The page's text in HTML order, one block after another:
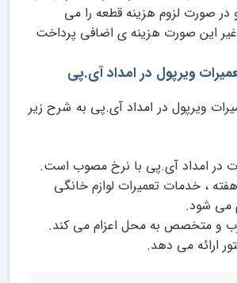
در صورت لزوم هزینه قطعه را می
غیر این صورت هزینه ی اضافی پرداخت
ویرپول در امداد آی.پی
ویرپول در امداد آی.پی به شرح زیر
در امداد آی.پی با نرخ مصوب است.
، خدمات تعمیرات لوازم خانگی
می شود.
و متخصص به محل اعزام می کند.
ارائه می دهد.